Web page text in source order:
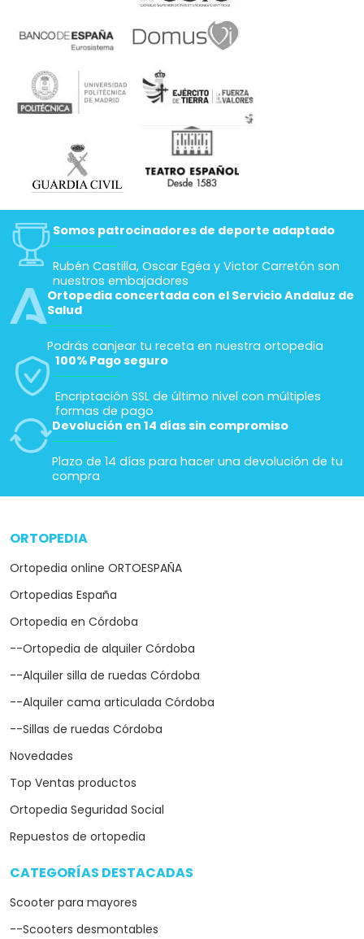
Somos patrocinadores de deporte adaptado
Rubén Castilla, Oscar Egéa y Victor Carretón son
nuestros embajadores
Ortopedia concertada con el Servicio Andaluz de
Salud
Podrás canjear tu receta en nuestra ortopedia
100% Pago seguro
Encriptación SSL de último nivel con múltiples
formas de pago
Devolución en 14 días sin compromiso
Plazo de 14 días para hacer una devolución de tu
compra
ORTOPEDIA
Ortopedia online ORTOESPAÑA
Ortopedias España
Ortopedia en Córdoba
--Ortopedia de alquiler Córdoba
--Alquiler silla de ruedas Córdoba
--Alquiler cama articulada Córdoba
--Sillas de ruedas Córdoba
Novedades
Top Ventas productos
Ortopedia Seguridad Social
Repuestos de ortopedia
CATEGORÍAS DESTACADAS
Scooter para mayores
--Scooters desmontables